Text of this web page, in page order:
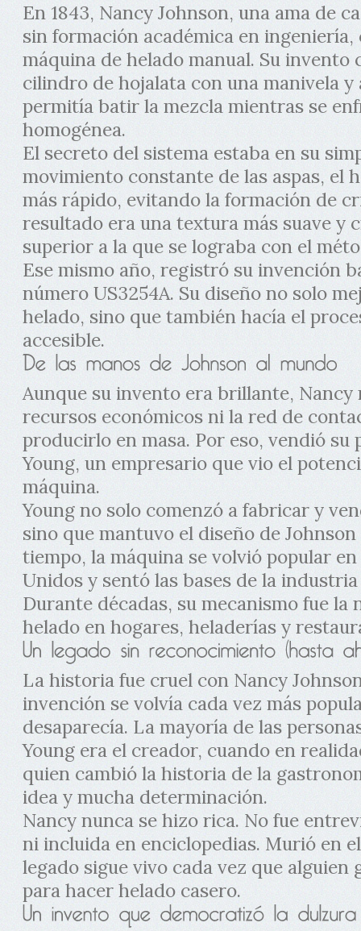
En 1843, Nancy Johnson, una ama de
sin formación académica en
máquina de helado manual. Su invento
cilindro de hojalata con una manivela y
permitía batir la mezcla mientras se
homogénea.
El secreto del sistema estaba en su
movimiento constante de las aspas, el
más rápido, evitando la formación de
resultado era una textura más suave y
superior a la que se lograba con el
Ese mismo año, registró su invención
número US3254A. Su diseño no solo
helado, sino que también hacía el
accesible.
Aunque su invento era brillante, Nancy
recursos económicos ni la red de
producirlo en masa. Por eso, vendió su
Young, un empresario que vio el
máquina.
Young no solo comenzó a fabricar y
sino que mantuvo el diseño de
tiempo, la máquina se volvió popular
Unidos y sentó las bases de la
Durante décadas, su mecanismo fue
helado en hogares, heladerías y
La historia fue cruel con Nancy
invención se volvía cada vez más
desaparecía. La mayoría de las
Young era el creador, cuando en
quien cambió la historia de la
idea y mucha determinación.
Nancy nunca se hizo rica. No fue
ni incluida en enciclopedias. Murió en
legado sigue vivo cada vez que alguien
para hacer helado casero.